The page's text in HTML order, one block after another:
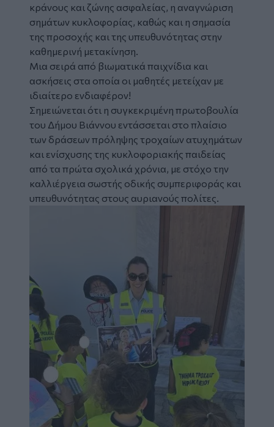
κράνους και ζώνης ασφαλείας, η αναγνώριση
σημάτων κυκλοφορίας, καθώς και η σημασία
της προσοχής και της υπευθυνότητας στην
καθημερινή μετακίνηση.
Μια σειρά από βιωματικά παιχνίδια και
ασκήσεις στα οποία οι μαθητές μετείχαν με
ιδιαίτερο ενδιαφέρον!
Σημειώνεται ότι η συγκεκριμένη πρωτοβουλία
του Δήμου Βιάννου εντάσσεται στο πλαίσιο
των δράσεων πρόληψης τροχαίων ατυχημάτων
και ενίσχυσης της κυκλοφοριακής παιδείας
από τα πρώτα σχολικά χρόνια, με στόχο την
καλλιέργεια σωστής οδικής συμπεριφοράς και
υπευθυνότητας στους αυριανούς πολίτες.